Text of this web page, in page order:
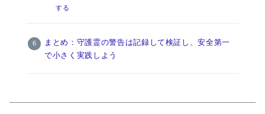
する
まとめ：守護霊の警告は記録して検証し、安全第一
で小さく実践しよう